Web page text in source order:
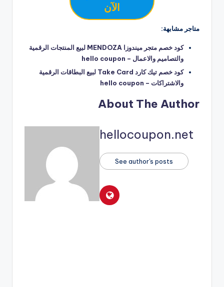
الآن
متاجر مشابهة:
كود خصم متجر ميندوزا MENDOZA لبيع المنتجات الرقمية
والتصاميم والاعمال – hello coupon
كود خصم تيك كارد Take Card لبيع البطاقات الرقمية
والاشتراكات – hello coupon
About The Author
hellocoupon.net
See author's posts